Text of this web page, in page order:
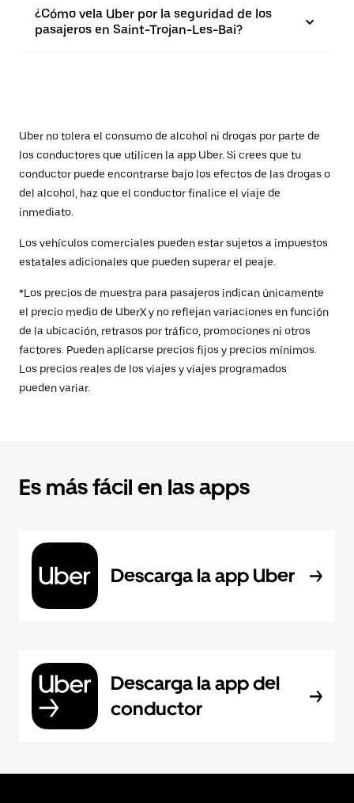
¿Cómo vela Uber por la seguridad de los
pasajeros en Saint-Trojan-Les-Bai?
Uber no tolera el consumo de alcohol ni drogas por parte de
los conductores que utilicen la app Uber. Si crees que tu
conductor puede encontrarse bajo los efectos de las drogas o
del alcohol, haz que el conductor finalice el viaje de
inmediato.
Los vehículos comerciales pueden estar sujetos a impuestos
estatales adicionales que pueden superar el peaje.
*Los precios de muestra para pasajeros indican únicamente
el precio medio de UberX y no reflejan variaciones en función
de la ubicación, retrasos por tráfico, promociones ni otros
factores. Pueden aplicarse precios fijos y precios mínimos.
Los precios reales de los viajes y viajes programados
pueden variar.
Es más fácil en las apps
Descarga la app Uber
Descarga la app del
conductor